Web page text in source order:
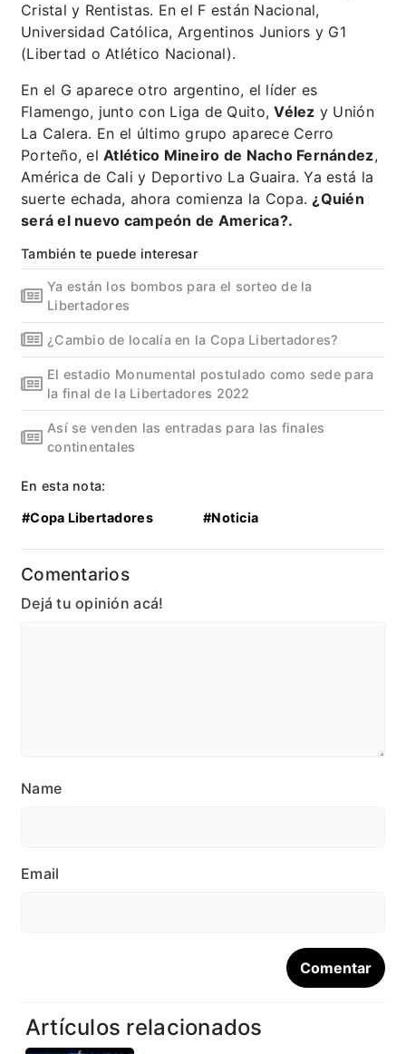
Cristal y Rentistas. En el F están Nacional,
Universidad Católica, Argentinos Juniors y G1
(Libertad o Atlético Nacional).
En el G aparece otro argentino, el líder es
Flamengo, junto con Liga de Quito,Vélez y Unión
La Calera. En el último grupo aparece Cerro
Porteño, elAtlético Mineiro de Nacho Fernández,
América de Cali y Deportivo La Guaira. Ya está la
suerte echada, ahora comienza la Copa.¿Quién
será el nuevo campeón de America?.
También te puede interesar
Ya están los bombos para el sorteo de la
Libertadores
¿Cambio de localía en la Copa Libertadores?
El estadio Monumental postulado como sede para
la final de la Libertadores 2022
Así se venden las entradas para las finales
continentales
En esta nota:
#Copa Libertadores #Noticia
Comentarios
Dejá tu opinión acá!
Name
Email
Artículos relacionados